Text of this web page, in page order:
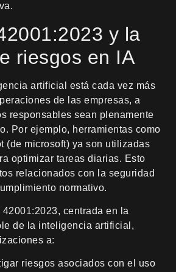
y la
riesgos en IA
artificial está cada vez más
de las empresas, a
responsables sean plenamente
Por ejemplo, herramientas como
(de microsoft) ya son utilizadas
optimizar tareas diarias. Esto
relacionados con la seguridad
normativo.
42001:2023, centrada en la
de la inteligencia artificial,
a:
riesgos asociados con el uso